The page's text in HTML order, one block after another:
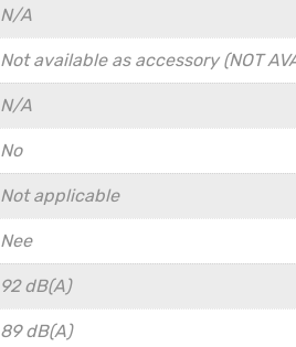
N/A
Not available as accessory (NOT
N/A
No
Not applicable
Nee
92 dB(A)
89 dB(A)